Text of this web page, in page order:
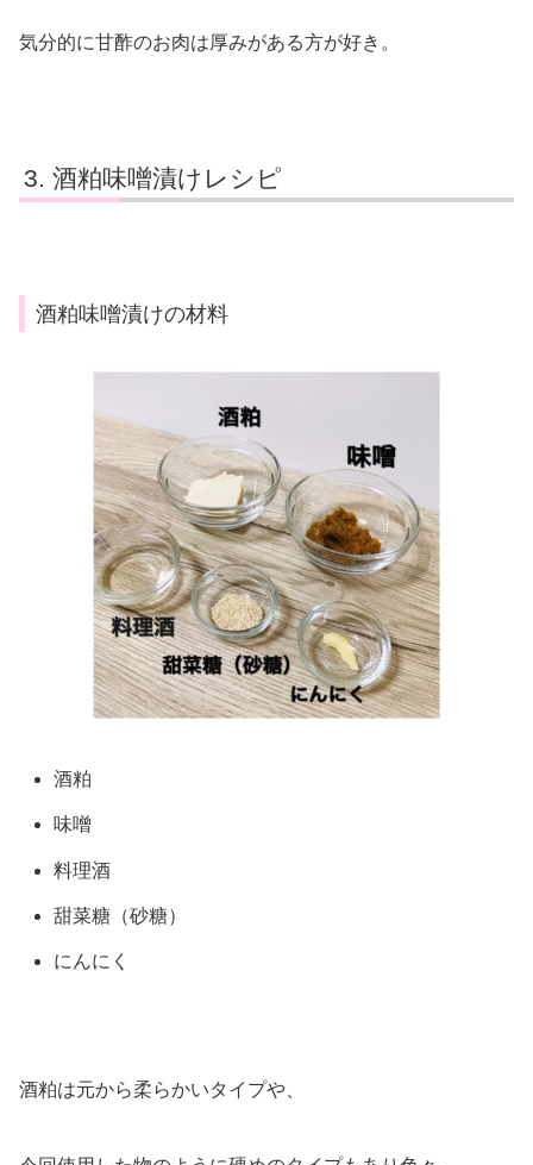
気分的に甘酢のお肉は厚みがある方が好き。
酒粕味噌漬けレシピ
酒粕味噌漬けの材料
酒粕
味噌
料理酒
甜菜糖（砂糖）
にんにく
酒粕は元から柔らかいタイプや、